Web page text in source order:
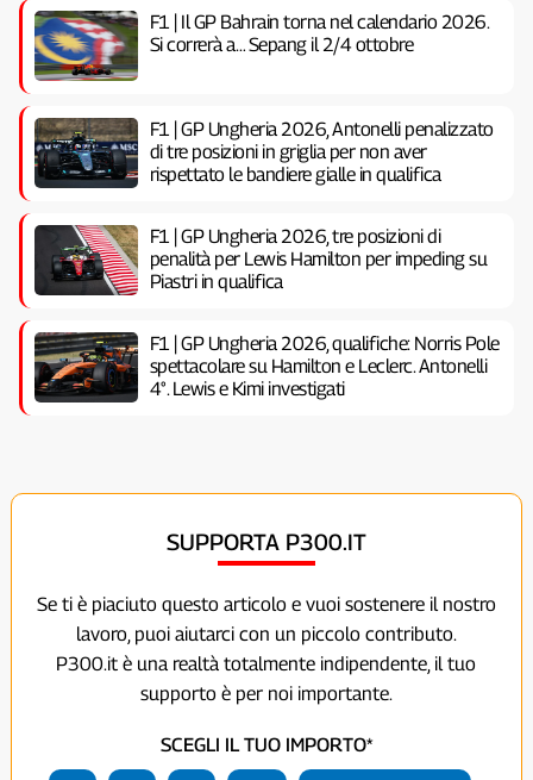
F1 | Il GP Bahrain torna nel calendario 2026.
Si correrà a… Sepang il 2/4 ottobre
F1 | GP Ungheria 2026, Antonelli penalizzato
di tre posizioni in griglia per non aver
rispettato le bandiere gialle in qualifica
F1 | GP Ungheria 2026, tre posizioni di
penalità per Lewis Hamilton per impeding su
Piastri in qualifica
F1 | GP Ungheria 2026, qualifiche: Norris Pole
spettacolare su Hamilton e Leclerc. Antonelli
4°. Lewis e Kimi investigati
SUPPORTA P300.IT
Se ti è piaciuto questo articolo e vuoi sostenere il nostro
lavoro, puoi aiutarci con un piccolo contributo.
P300.it è una realtà totalmente indipendente, il tuo
supporto è per noi importante.
SCEGLI IL TUO IMPORTO*